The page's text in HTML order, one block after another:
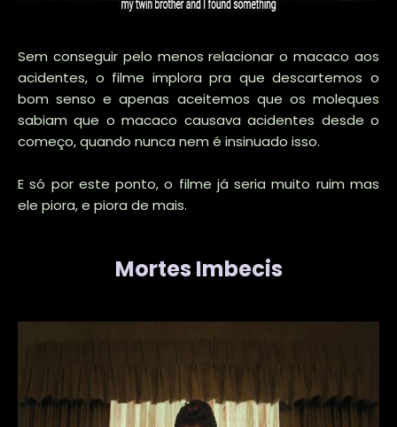
Sem conseguir pelo menos relacionar o macaco aos
acidentes, o filme implora pra que descartemos o
bom senso e apenas aceitemos que os moleques
sabiam que o macaco causava acidentes desde o
começo, quando nunca nem é insinuado isso.
E só por este ponto, o filme já seria muito ruim mas
ele piora, e piora de mais.
Mortes Imbecis